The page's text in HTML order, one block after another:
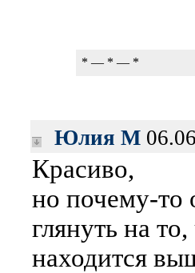
* — * — *
Юлия М
Красиво,
но почему-то
глянуть на то,
находится